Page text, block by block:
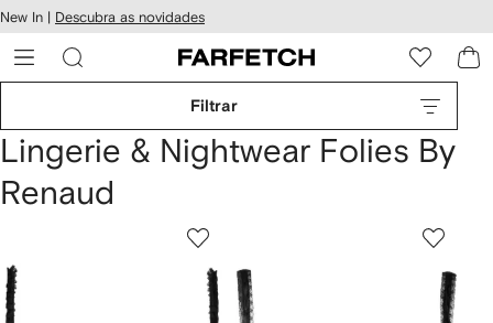
o
New In | Descubra as novidades
Filtrar
Lingerie & Nightwear Folies By
Renaud